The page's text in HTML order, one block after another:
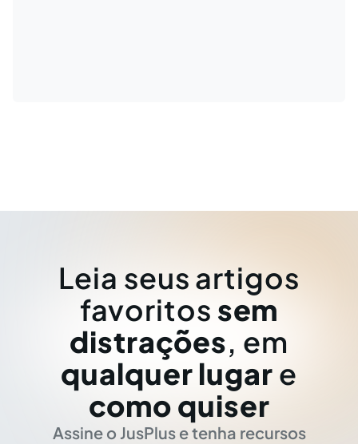
Leia seus artigos
favoritos sem
distrações, em
qualquer lugar e
como quiser
Assine o JusPlus e tenha recursos